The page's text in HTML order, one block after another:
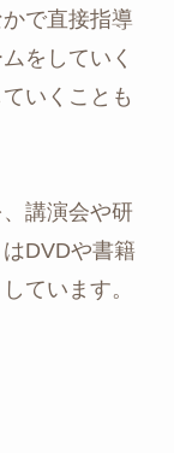
で直接指導
をしていく
いくことも
講演会や研
DVDや書籍
ています。